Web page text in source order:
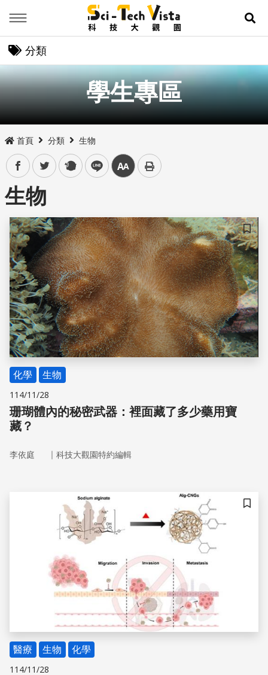
展
分類
學生專區
首頁 分類 生物
facebooktwitter plurk line 中
生物
儲存
化學 生物
114/11/28
珊瑚體內的秘密武器：裡面藏了多少藥用寶
藏？
李依庭 ｜ 科技大觀園特約編輯
儲存
醫療 生物 化學
114/11/28